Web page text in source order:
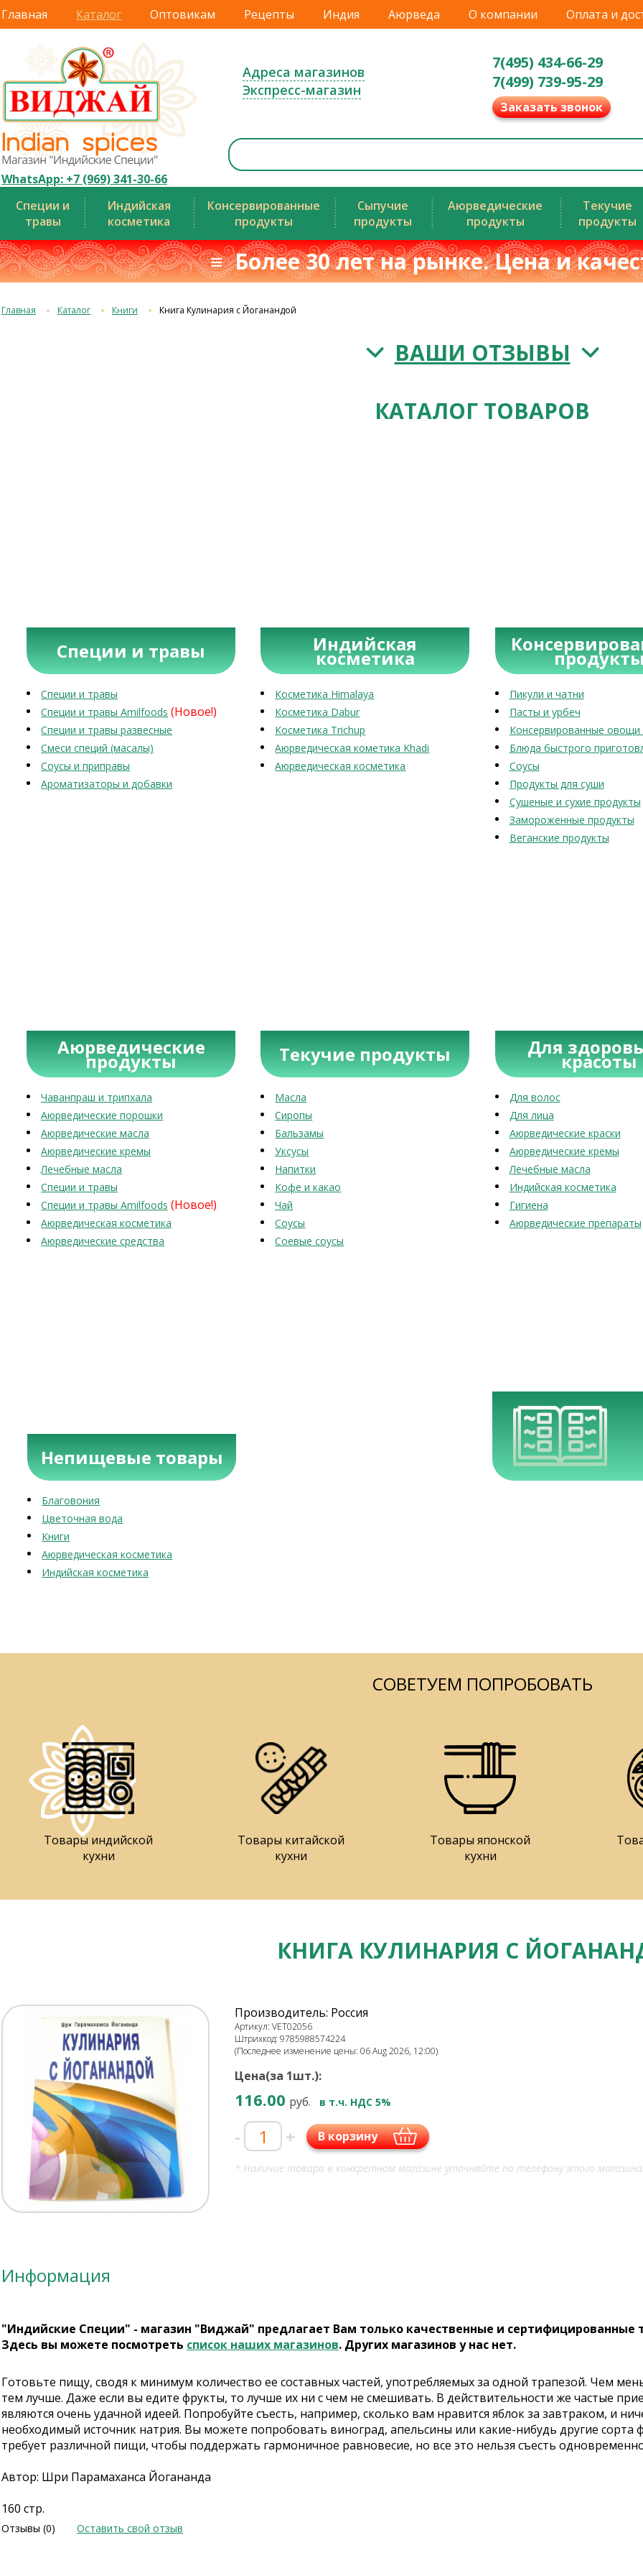
Главная Каталог Оптовикам Рецепты Индия Аюрведа О компании Оплата и
WhatsApp: +7 (969) 341-30-66
Адреса магазинов
Экспресс-магазин
7(495) 434-66-29
7(499) 739-95-29
Заказать звонок
Специи и
травы
Индийская
косметика
Консервированные
продукты
Сыпучие
продукты
Аюрведические
продукты
Текучие
продукты
≡ Более 30 лет на рынке. Цена и
Главная Каталог Книги Книга Кулинария с Йоганандой
ВАШИ ОТЗЫВЫ
КАТАЛОГ ТОВАРОВ
Специи и травы
Специи и травы
Специи и травы Amilfoods (Новое!)
Специи и травы развесные
Смеси специй (масалы)
Соусы и приправы
Ароматизаторы и добавки
Индийская
косметика
Косметика Himalaya
Косметика Dabur
Косметика Trichup
Аюрведическая кометика Khadi
Аюрведическая косметика
Пикули и чатни
Пасты и урбеч
Консервированные овощи
Блюда быстрого
Соусы
Продукты для суши
Сушеные и сухие продукты
Замороженные продукты
Веганские продукты
Аюрведические
продукты
Чаванпраш и трипхала
Аюрведические порошки
Аюрведические масла
Аюрведические кремы
Лечебные масла
Специи и травы
Специи и травы Amilfoods (Новое!)
Аюрведическая косметика
Аюрведические средства
Текучие продукты
Масла
Сиропы
Бальзамы
Уксусы
Напитки
Кофе и какао
Чай
Соусы
Соевые соусы
Для
красоты
Для волос
Для лица
Аюрведические краски
Аюрведические кремы
Лечебные масла
Индийская косметика
Гигиена
Аюрведические препараты
Непищевые товары
Благовония
Цветочная вода
Книги
Аюрведическая косметика
Индийская косметика
СОВЕТУЕМ ПОПРОБОВАТЬ
Товары индийской
кухни
Товары китайской
кухни
Товары японской
кухни
КНИГА КУЛИНАРИЯ С
Производитель: Россия
Артикул: VET02056
Штрихкод: 9785988574224
(Последнее изменение цены: 06 Aug 2026, 12:00)
Цена(за 1шт.):
116.00 руб. в т.ч. НДС 5%
- + В корзину
* Наличие товара в конкретном магазине уточняйте по телефону этого магазина.
Информация
"Индийские Специи" - магазин "Виджай" предлагает Вам только качественные и сертифицированные
Здесь вы можете посмотреть список наших магазинов. Других магазинов у нас нет.
Готовьте пищу, сводя к минимум количество ее составных частей, употребляемых за одной трапезой. Чем
тем лучше. Даже если вы едите фрукты, то лучше их ни с чем не смешивать. В действительности же частые
являются очень удачной идеей. Попробуйте съесть, например, сколько вам нравится яблок за завтраком, и
необходимый источник натрия. Вы можете попробовать виноград, апельсины или какие-нибудь другие
требует различной пищи, чтобы поддержать гармоничное равновесие, но все это нельзя съесть
Автор: Шри Парамаханса Йогананда
160 стр.
Отзывы (0) Оставить свой отзыв